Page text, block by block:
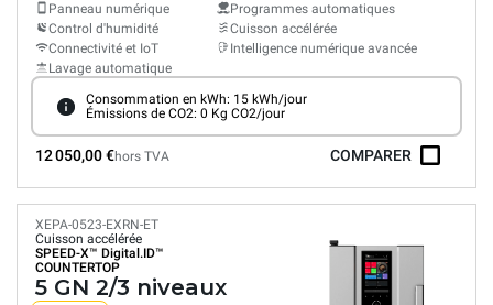
Panneau numérique
Control d'humidité
Connectivité et IoT
Lavage automatique
Programmes automatiques
Cuisson accélérée
Intelligence numérique avancée
Consommation en kWh: 15 kWh/jour
Émissions de CO2: 0 Kg CO2/jour
12 050,00 €hors TVA COMPARER
XEPA-0523-EXRN-ET
Cuisson accélérée
SPEED-X™ Digital.ID™
COUNTERTOP
5 GN 2/3 niveaux